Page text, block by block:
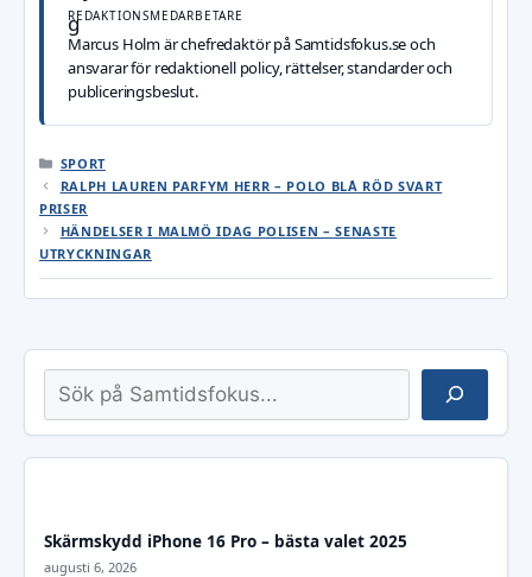
REDAKTIONSMEDARBETARE
Marcus Holm är chefredaktör på Samtidsfokus.se och
ansvarar för redaktionell policy, rättelser, standarder och
publiceringsbeslut.
KATEGORIER
SPORT
RALPH LAUREN PARFYM HERR – POLO BLÅ RÖD SVART
PRISER
HÄNDELSER I MALMÖ IDAG POLISEN – SENASTE
UTRYCKNINGAR
Sök
Skärmskydd iPhone 16 Pro – bästa valet 2025
augusti 6, 2026